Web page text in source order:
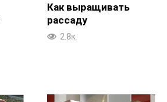
Как выращивать
рассаду
2.8к.